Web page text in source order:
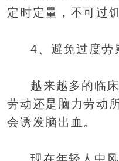
定时定量，不可过
4、避免过度劳
越来越多的临
劳动还是脑力劳动
会诱发脑出血。